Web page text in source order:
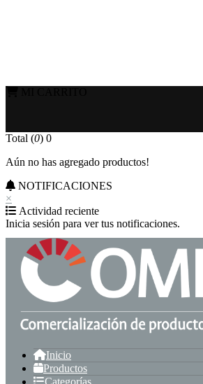
Total (0) 0
Aún no has agregado productos!
NOTIFICACIONES
×
Actividad reciente
Inicia sesión para ver tus notificaciones.
Inicio
Productos
Categorías